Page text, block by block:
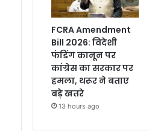
FCRA Amendment
Bill 2026: विदेशी
फंडिंग कानून पर
कांग्रेस का सरकार पर
हमला, थरूर ने बताए
बड़े खतरे
13 hours ago